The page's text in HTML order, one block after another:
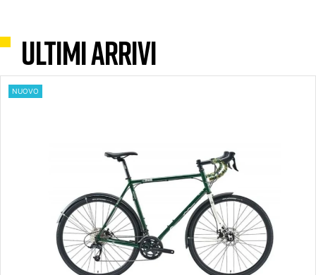
ULTIMI ARRIVI
NUOVO